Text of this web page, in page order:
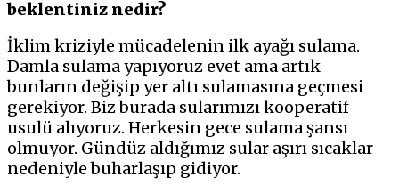
beklentiniz nedir?
İklim kriziyle mücadelenin ilk ayağı sulama.
Damla sulama yapıyoruz evet ama artık
bunların değişip yer altı sulamasına geçmesi
gerekiyor. Biz burada sularımızı kooperatif
usulü alıyoruz. Herkesin gece sulama şansı
olmuyor. Gündüz aldığımız sular aşırı sıcaklar
nedeniyle buharlaşıp gidiyor.